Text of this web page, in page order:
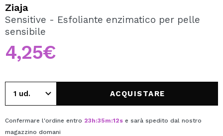
Creando un account su Maquibeauty.it potrai fare i tuoi
acquisti velocemente, controllare lo stato dei tuoi ordini e
Ziaja
Sensitive - Esfoliante enzimatico per pelle
sensibile
4,25€
ACQUISTARE
Confermare l'ordine entro 23h:35m:11se sarà spedito dal nostro
magazzino domani